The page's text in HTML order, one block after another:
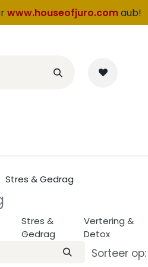
www.houseofjuro.comaub!
Stres & Gedrag
Stres &
Gedrag
Vertering &
Detox
Sorteer op: